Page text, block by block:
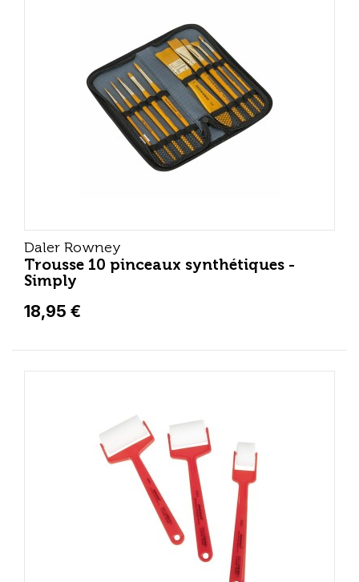
Daler Rowney
Trousse 10 pinceaux synthétiques -
Simply
18,95 €